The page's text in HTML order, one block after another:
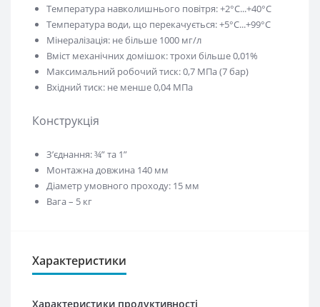
Температура навколишнього повітря: +2°С...+40°С
Температура води, що перекачується: +5°С...+99°С
Мінералізація: не більше 1000 мг/л
Вміст механічних домішок: трохи більше 0,01%
Максимальний робочий тиск: 0,7 МПа (7 бар)
Вхідний тиск: не менше 0,04 МПа
Конструкція
Зʼєднання: ¾” та 1”
Монтажна довжина 140 мм
Діаметр умовного проходу: 15 мм
Вага – 5 кг
Характеристики
Характеристики продуктивності